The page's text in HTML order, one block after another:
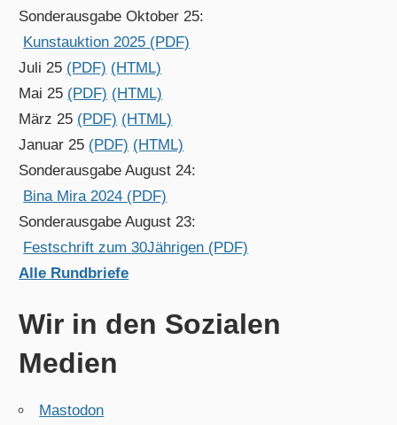
Sonderausgabe Oktober 25:
Kunstauktion 2025 (PDF)
Juli 25 (PDF) (HTML)
Mai 25 (PDF) (HTML)
März 25 (PDF) (HTML)
Januar 25 (PDF) (HTML)
Sonderausgabe August 24:
Bina Mira 2024 (PDF)
Sonderausgabe August 23:
Festschrift zum 30Jährigen (PDF)
Alle Rundbriefe
Wir in den Sozialen
Medien
Mastodon